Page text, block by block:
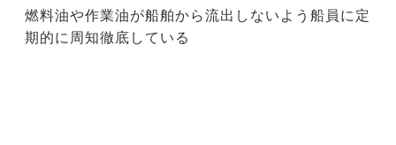
燃料油や作業油が船舶から流出しないよう船員に定
期的に周知徹底している